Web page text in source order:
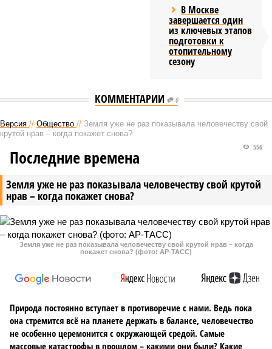
В Москве
завершается один
из ключевых этапов
подготовки к
отопительному
сезону
КОММЕНТАРИИ 0
Версия // Общество // Земля уже не раз показывала человечеству свой
крутой нрав – когда покажет снова?
Земля уже не раз показывала человечеству свой крутой
нрав – когда покажет снова?
556
Последние времена
Земля уже не раз показывала человечеству свой крутой нрав – когда
покажет снова? (фото: АР-ТАСС)
Природа постоянно вступает в противоречие с нами. Ведь пока
она стремится всё на планете держать в балансе, человечество
не особенно церемонится с окружающей средой. Самые
массовые катастрофы в прошлом – какими они были? Какие